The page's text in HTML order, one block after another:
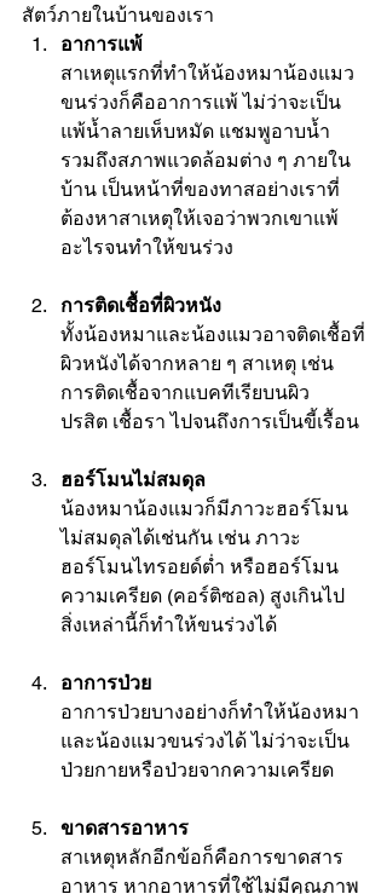
สัตว์ภายในบ้านของเรา
อาการแพ้
สาเหตุแรกที่ทำให้น้องหมาน้องแมว
ขนร่วงก็คืออาการแพ้ ไม่ว่าจะเป็น
แพ้น้ำลายเห็บหมัด แชมพูอาบน้ำ
รวมถึงสภาพแวดล้อมต่าง ๆ ภายใน
บ้าน เป็นหน้าที่ของทาสอย่างเราที่
ต้องหาสาเหตุให้เจอว่าพวกเขาแพ้
อะไรจนทำให้ขนร่วง
การติดเชื้อที่ผิวหนัง
ทั้งน้องหมาและน้องแมวอาจติดเชื้อที่
ผิวหนังได้จากหลาย ๆ สาเหตุ เช่น
การติดเชื้อจากแบคทีเรียบนผิว
ปรสิต เชื้อรา ไปจนถึงการเป็นขี้เรื้อน
ฮอร์โมนไม่สมดุล
น้องหมาน้องแมวก็มีภาวะฮอร์โมน
ไม่สมดุลได้เช่นกัน เช่น ภาวะ
ฮอร์โมนไทรอยด์ต่ำ หรือฮอร์โมน
ความเครียด (คอร์ติซอล) สูงเกินไป
สิ่งเหล่านี้ก็ทำให้ขนร่วงได้
อาการป่วย
อาการป่วยบางอย่างก็ทำให้น้องหมา
และน้องแมวขนร่วงได้ ไม่ว่าจะเป็น
ป่วยกายหรือป่วยจากความเครียด
ขาดสารอาหาร
สาเหตุหลักอีกข้อก็คือการขาดสาร
อาหาร หากอาหารที่ใช้ไม่มีคุณภาพ